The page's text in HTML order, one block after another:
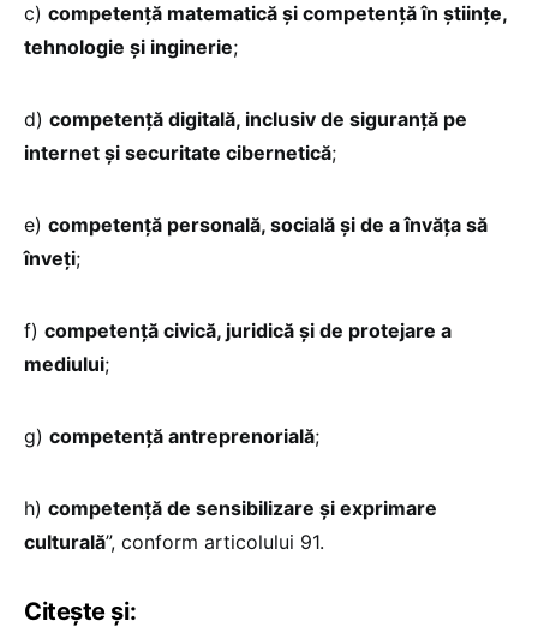
c) competență matematică și competență în științe,
tehnologie și inginerie;
d) competență digitală, inclusiv de siguranță pe
internet și securitate cibernetică;
e) competență personală, socială și de a învăța să
înveți;
f) competență civică, juridică și de protejare a
mediului;
g) competență antreprenorială;
h) competență de sensibilizare și exprimare
culturală”, conform articolului 91.
Citește și: